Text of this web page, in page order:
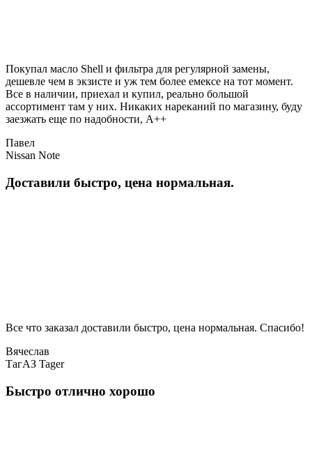
Покупал масло Shell и фильтра для регулярной замены,
дешевле чем в экзисте и уж тем более емексе на тот момент.
Все в наличии, приехал и купил, реально большой
ассортимент там у них. Никаких нареканий по магазину, буду
заезжать еще по надобности, A++
Павел
Nissan Note
Доставили быстро, цена нормальная.
Все что заказал доставили быстро, цена нормальная. Спасибо!
Вячеслав
ТагАЗ Tager
Быстро отлично хорошо